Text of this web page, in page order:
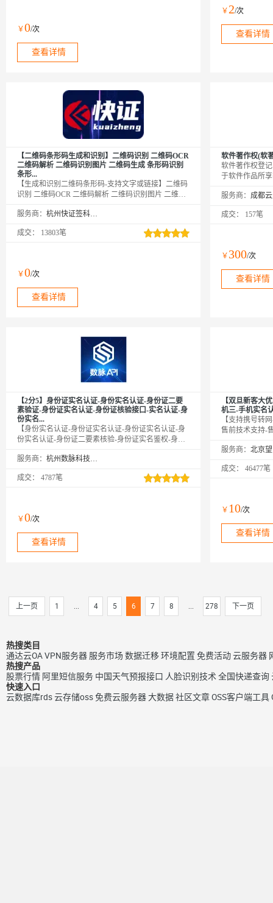
性别、籍贯等信息。官方权威数据，在线联网核验，0
缓存。
￥0/次
查看详情
￥2/次
查看详情
【二维码条形码生成和识别】二维码识别 二维码OCR
二维码解析 二维码识别图片 二维码生成 条形码识别
条形...
【生成和识别二维码条形码-支持文字或链接】二维码
识别 二维码OCR 二维码解析 二维码识别图片 二维码
维码扫描-二维码解码-二维码识读-图片二维码文字识
片中的二维码图片识别、条形码进行检测和识别，返
服务商： 杭州快证签科技有限公司
成交： 13803笔
￥0/次
查看详情
软件著作权(软
软件著作权登
于软件作品所
材料
服务商：
成交： 157笔
￥ 300/次
查看详情
【2分5】身份证实名认证-身份实名认证-身份证二要
素验证-身份证实名认证-身份证核验接口-实名认证-身
份实名...
【身份实名认证-身份证实名认证-身份证实名认证-身
份实名认证-身份证二要素核验-身份证实名鉴权-身份
验此二要素是否一致，同时返回生日、性别、籍贯等
果，可支持高并发。年均超100亿次接口调用，欢迎采
服务商： 杭州数脉科技有限公司
成交： 4787笔
￥0/次
查看详情
【双旦新客大
机三-手机实名
【支持携号转
售前技术支持-
致性，核验用
实名认证-运营
服务商：
成交： 46477笔
￥ 10/次
查看详情
上一页 1 ... 4 5 6 7 8 ... 278 下一页
热搜类目
通达云OAVPN服务器 服务市场数据迁移环境配置 免费活动云服务器
热搜产品
股票行情 阿里短信服务 中国天气预报接口 人脸识别技术 全国快递查询
快速入口
云数据库rds云存储oss免费云服务器大数据社区文章OSS客户端工具